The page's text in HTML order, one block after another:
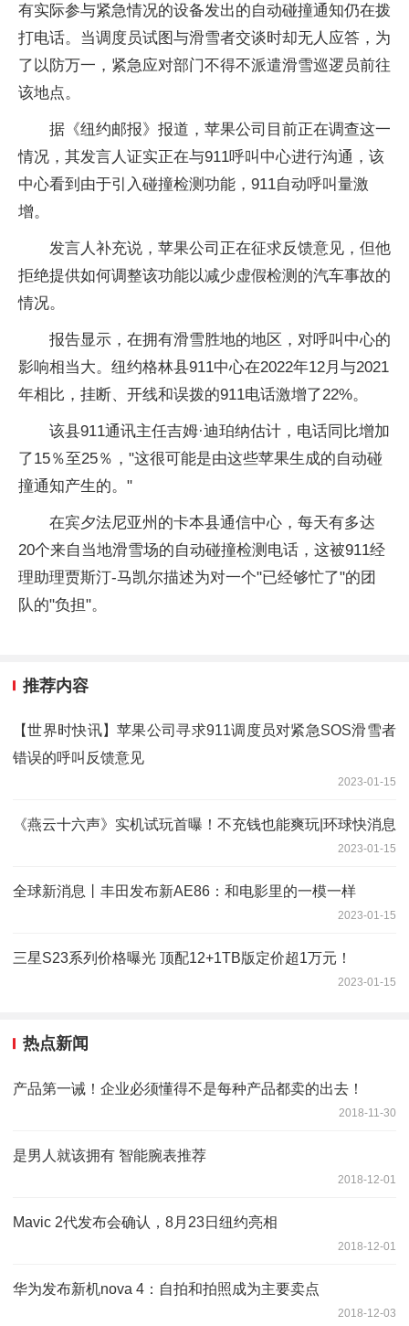
有实际参与紧急情况的设备发出的自动碰撞通知仍在拨
打电话。当调度员试图与滑雪者交谈时却无人应答，为
了以防万一，紧急应对部门不得不派遣滑雪巡逻员前往
该地点。
据《纽约邮报》报道，苹果公司目前正在调查这一
情况，其发言人证实正在与911呼叫中心进行沟通，该
中心看到由于引入碰撞检测功能，911自动呼叫量激
增。
发言人补充说，苹果公司正在征求反馈意见，但他
拒绝提供如何调整该功能以减少虚假检测的汽车事故的
情况。
报告显示，在拥有滑雪胜地的地区，对呼叫中心的
影响相当大。纽约格林县911中心在2022年12月与2021
年相比，挂断、开线和误拨的911电话激增了22%。
该县911通讯主任吉姆·迪珀纳估计，电话同比增加
了15％至25％，"这很可能是由这些苹果生成的自动碰
撞通知产生的。"
在宾夕法尼亚州的卡本县通信中心，每天有多达
20个来自当地滑雪场的自动碰撞检测电话，这被911经
理助理贾斯汀-马凯尔描述为对一个"已经够忙了"的团
队的"负担"。
推荐内容
【世界时快讯】苹果公司寻求911调度员对紧急SOS滑雪者
错误的呼叫反馈意见
2023-01-15
《燕云十六声》实机试玩首曝！不充钱也能爽玩|环球快消息
2023-01-15
全球新消息丨丰田发布新AE86：和电影里的一模一样
2023-01-15
三星S23系列价格曝光 顶配12+1TB版定价超1万元！
2023-01-15
热点新闻
产品第一诫！企业必须懂得不是每种产品都卖的出去！
2018-11-30
是男人就该拥有 智能腕表推荐
2018-12-01
Mavic 2代发布会确认，8月23日纽约亮相
2018-12-01
华为发布新机nova 4：自拍和拍照成为主要卖点
2018-12-03